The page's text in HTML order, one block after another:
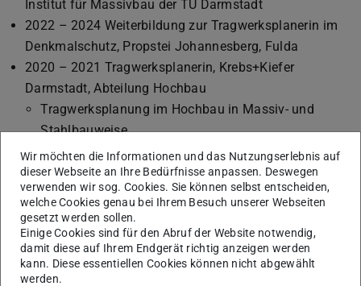
Institut für Massivbau der TU Darmstadt
2022 – 2024 Weiterbildung zur Tragwerksplanerin im
Denkmalschutz, Propstei Johannesberg, Fulda
2020 – 2021 Tragwerksplanerin, Krebs+Kiefer
Darmstadt, Abteilung Hochbau
Tragwerksplanung im Hochbau in Massiv- und
Stahlbauweise
Bautechnische Prüfung im Hochbau
2018 – 2019 Werkstudentin Tragwerksplanung,
Donges SteelTec GmbH
2017 – 2019 Masterstudium des Bauingenieurwesens
(M.Sc.) an der TU Darmstadt
Vertiefungsrichtungen: Massivbau, Stahlbau, Statik,
Geotechnik
Wir möchten die Informationen und das Nutzungserlebnis auf
dieser Webseite an Ihre Bedürfnisse anpassen. Deswegen
verwenden wir sog. Cookies. Sie können selbst entscheiden,
welche Cookies genau bei Ihrem Besuch unserer Webseiten
gesetzt werden sollen.
Einige Cookies sind für den Abruf der Website notwendig,
damit diese auf Ihrem Endgerät richtig anzeigen werden
kann. Diese essentiellen Cookies können nicht abgewählt
werden.